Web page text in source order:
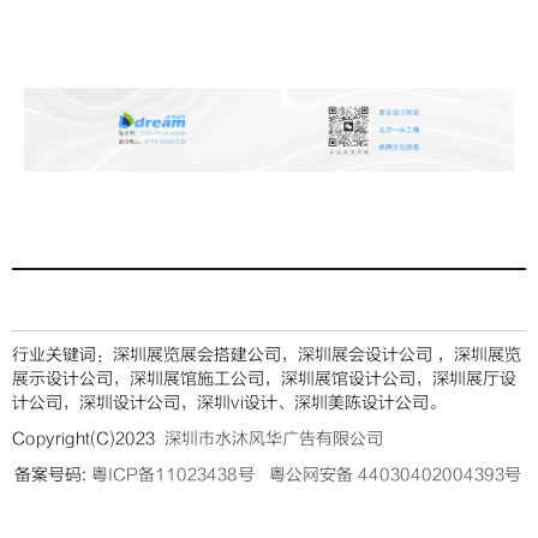
行业关键词：深圳展览展会搭建公司，深圳展会设计公司 ，深圳展览
展示设计公司，深圳展馆施工公司， 深圳展馆设计公司 ， 深圳展厅设
计公司， 深圳设计公司，深圳vi设计、深圳美陈设计公司 。
Copyright(C)2023 深圳市水沐风华广告有限公司
备案号码: 粤ICP备11023438号 粤公网安备 44030402004393号